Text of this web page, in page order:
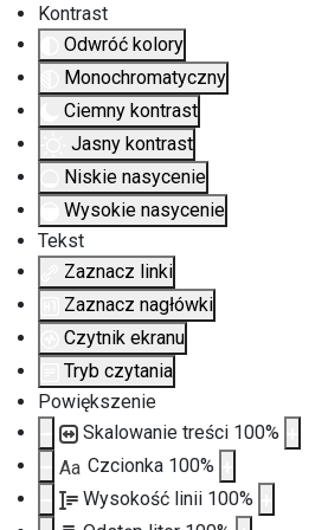
Kontrast
Odwróć kolory
Monochromatyczny
Ciemny kontrast
Jasny kontrast
Niskie nasycenie
Wysokie nasycenie
Tekst
Zaznacz linki
Zaznacz nagłówki
Czytnik ekranu
Tryb czytania
Powiększenie
Skalowanie treści 100%
Aa Czcionka 100%
Wysokość linii 100%